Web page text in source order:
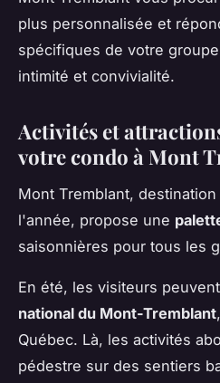
plus personnalisée et
spécifiques de votre
intimité et convivialité.
Activités et
votre condo à Mont
Mont Tremblant,
l'année, propose une
saisonnières pour tous les
En été, les visiteurs
national du Mont-Tremblant
Québec. Là, les activités
pédestre sur des sentiers